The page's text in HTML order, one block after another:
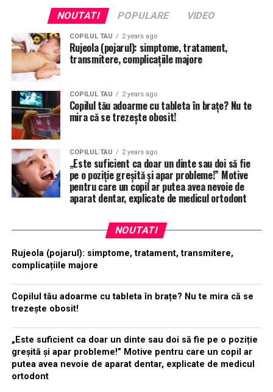
NOUTATI POPULARE VIDEO
COPILUL TAU 2 years ago
Rujeola (pojarul): simptome, tratament,
transmitere, complicațiile majore
COPILUL TAU 2 years ago
Copilul tău adoarme cu tableta în brațe? Nu te
mira că se trezește obosit!
COPILUL TAU 2 years ago
„Este suficient ca doar un dinte sau doi să fie
pe o poziție greșită și apar probleme!” Motive
pentru care un copil ar putea avea nevoie de
aparat dentar, explicate de medicul ortodont
NOUTATI
Rujeola (pojarul): simptome, tratament, transmitere,
complicațiile majore
Copilul tău adoarme cu tableta în brațe? Nu te mira că se
trezește obosit!
„Este suficient ca doar un dinte sau doi să fie pe o poziție
greșită și apar probleme!” Motive pentru care un copil ar
putea avea nevoie de aparat dentar, explicate de medicul
ortodont